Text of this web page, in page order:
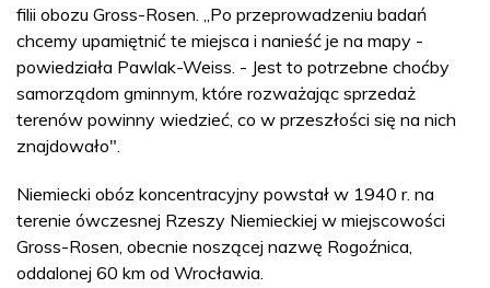
filii obozu Gross-Rosen. „Po przeprowadzeniu badań
chcemy upamiętnić te miejsca i nanieść je na mapy -
powiedziała Pawlak-Weiss. - Jest to potrzebne choćby
samorządom gminnym, które rozważając sprzedaż
terenów powinny wiedzieć, co w przeszłości się na nich
znajdowało".
Niemiecki obóz koncentracyjny powstał w 1940 r. na
terenie ówczesnej Rzeszy Niemieckiej w miejscowości
Gross-Rosen, obecnie noszącej nazwę Rogoźnica,
oddalonej 60 km od Wrocławia.